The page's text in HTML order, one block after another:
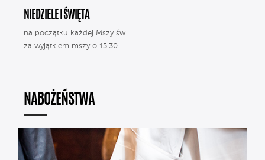
NIEDZIELE I ŚWIĘTA
na początku każdej Mszy św.
za wyjątkiem mszy o 15.30
NABOŻEŃSTWA